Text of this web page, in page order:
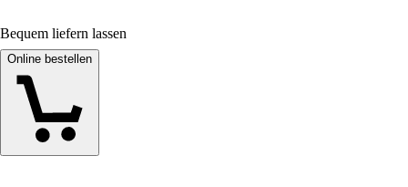
Bequem liefern lassen
Online bestellen